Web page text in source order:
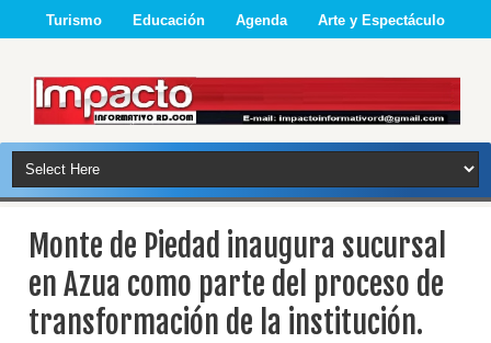
Turismo Educación Agenda Arte y Espectáculo
Monte de Piedad inaugura sucursal
en Azua como parte del proceso de
transformación de la institución.